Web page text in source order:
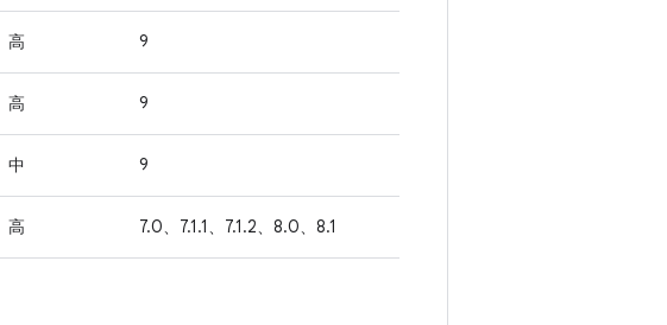
高 9
高 9
中 9
高 7.0、7.1.1、7.1.2、8.0、8.1